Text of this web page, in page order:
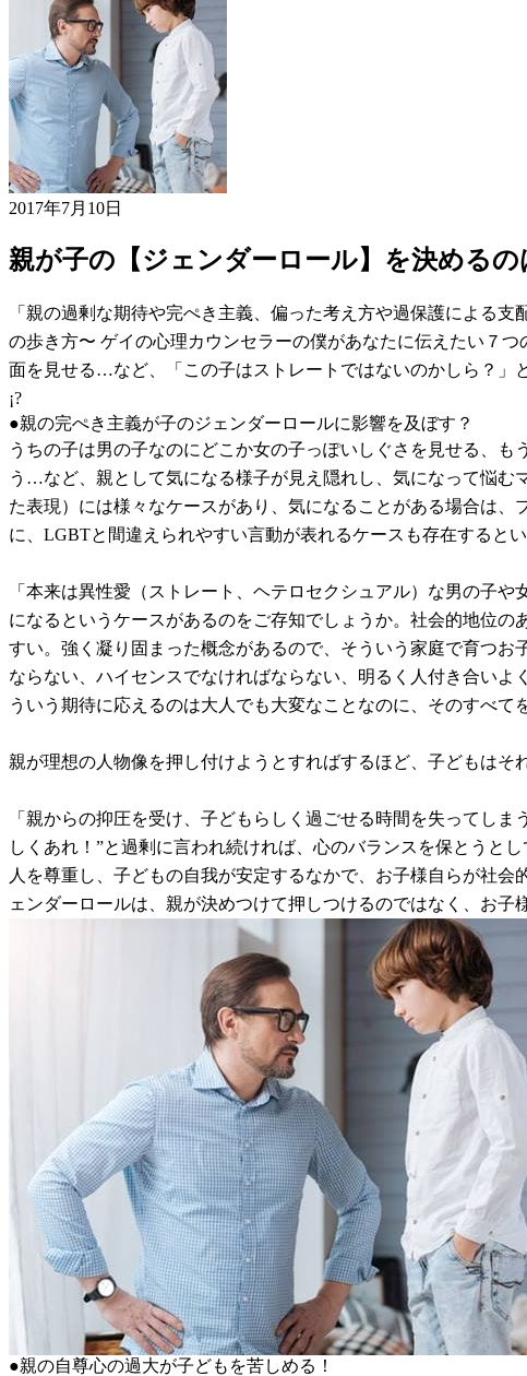
2017年7月10日
親が子の【ジェンダーロール】を決めるの
「親の過剰な期待や完ぺき主義、偏った考え方や過保護による
の歩き方〜 ゲイの心理カウンセラーの僕があなたに伝えたい７
面を見せる…など、「この子はストレートではないのかしら？」
¡?
●親の完ぺき主義が子のジェンダーロールに影響を及ぼす？
うちの子は男の子なのにどこか女の子っぽいしぐさを見せる、
う…など、親として気になる様子が見え隠れし、気になって悩む
た表現）には様々なケースがあり、気になることがある場合は
に、LGBTと間違えられやすい言動が表れるケースも存在するとい
「本来は異性愛（ストレート、ヘテロセクシュアル）な男の子
になるというケースがあるのをご存知でしょうか。社会的地位
すい。強く凝り固まった概念があるので、そういう家庭で育つ
ならない、ハイセンスでなければならない、明るく人付き合い
ういう期待に応えるのは大人でも大変なことなのに、そのすべ
親が理想の人物像を押し付けようとすればするほど、子どもはそ
「親からの抑圧を受け、子どもらしく過ごせる時間を失ってし
しくあれ！”と過剰に言われ続ければ、心のバランスを保とうと
人を尊重し、子どもの自我が安定するなかで、お子様自らが社
ェンダーロールは、親が決めつけて押しつけるのではなく、お子
●親の自尊心の過大が子どもを苦しめる！